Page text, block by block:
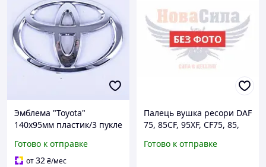
Эмблема "Toyota"
140х95мм пластик/3 пукле
Готово к отправке
от32₴/мес
Палець вушка ресори DAF
75, 85CF, 95XF, CF75, 85,
(32х140мм.)
Готово к отправке